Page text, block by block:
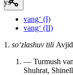
ys
vang‘ (I)
vang‘ (II)
1. so‘zlashuv tili
— Turmush
Shuhrat,